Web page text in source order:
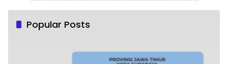
Popular Posts